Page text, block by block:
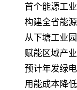
首个能源工
构建全省能
从下塘工业
赋能区域产
预计年发绿
用能成本降